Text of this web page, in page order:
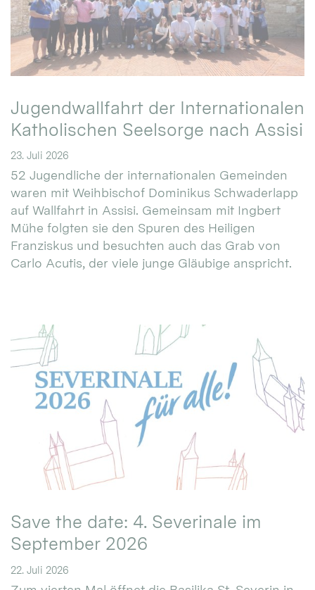
Jugendwallfahrt der Internationalen
Katholischen Seelsorge nach Assisi
23. Juli 2026
52 Jugendliche der internationalen Gemeinden
waren mit Weihbischof Dominikus Schwaderlapp
auf Wallfahrt in Assisi. Gemeinsam mit Ingbert
Mühe folgten sie den Spuren des Heiligen
Franziskus und besuchten auch das Grab von
Carlo Acutis, der viele junge Gläubige anspricht.
Save the date: 4. Severinale im
September 2026
22. Juli 2026